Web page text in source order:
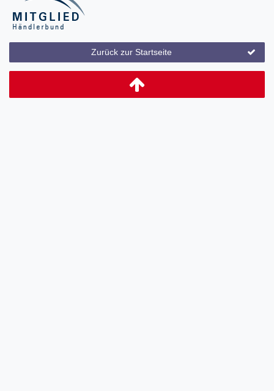
Zurück zur Startseite